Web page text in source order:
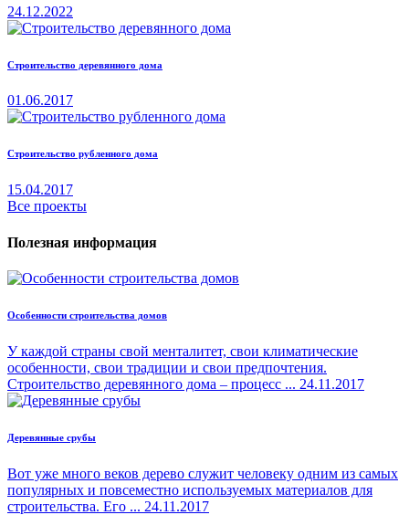
24.12.2022
Строительство деревянного дома
01.06.2017
Строительство рубленного дома
15.04.2017
Все проекты
Полезная информация
Особенности строительства домов
У каждой страны свой менталитет, свои климатические
особенности, свои традиции и свои предпочтения.
Строительство деревянного дома – процесс ... 24.11.2017
Деревянные срубы
Вот уже много веков дерево служит человеку одним из самых
популярных и повсеместно используемых материалов для
строительства. Его ... 24.11.2017